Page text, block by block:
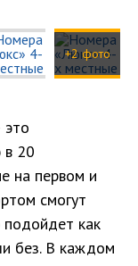
+2 фото
20
на первом и
смогут
подойдет как
без. В каждом